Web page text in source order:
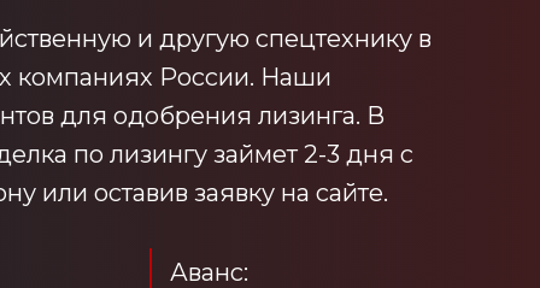
и другую спецтехнику в
компаниях России. Наши
для одобрения лизинга. В
по лизингу займет 2-3 дня с
или оставив заявку на сайте.
Аванс: